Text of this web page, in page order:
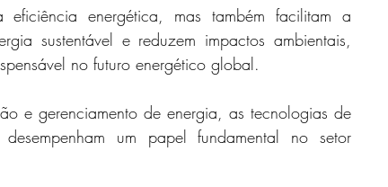
eficiência energética, mas também facilitam a
sustentável e reduzem impactos ambientais,
no futuro energético global.
e gerenciamento de energia, as tecnologias de
um papel fundamental no setor